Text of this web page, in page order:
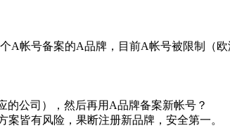
A帐号备案的A品牌，目前A帐号被限制（
公司），然后再用A品牌备案新帐号？
皆有风险，果断注册新品牌，安全第一。